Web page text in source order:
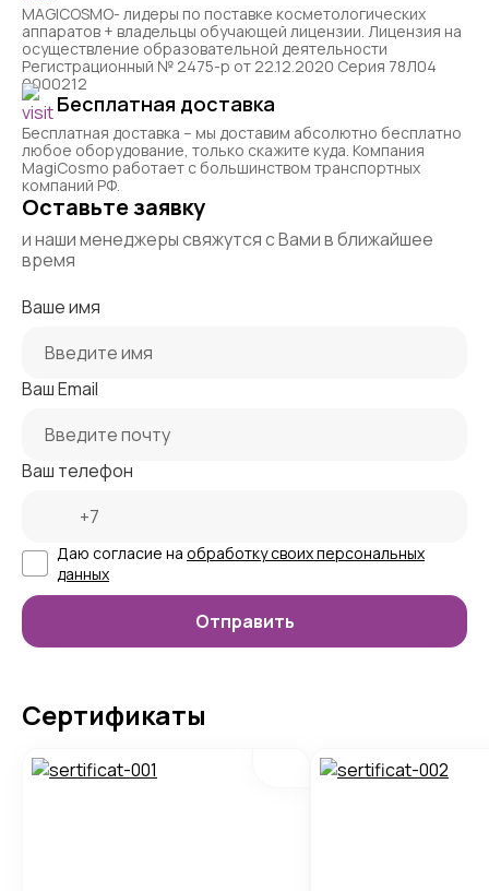
MAGICOSMO- лидеры по поставке косметологических
аппаратов + владельцы обучающей лицензии. Лицензия на
осуществление образовательной деятельности
Регистрационный № 2475-р от 22.12.2020 Серия 78Л04
0000212
Бесплатная доставка
Бесплатная доставка – мы доставим абсолютно бесплатно
любое оборудование, только скажите куда. Компания
MagiCosmo работает с большинством транспортных
компаний РФ.
Оставьте заявку
и наши менеджеры свяжутся с Вами в ближайшее
время
Ваше имя
Ваш Email
Ваш телефон
Даю согласие на обработку своих персональных
данных
Сертификаты